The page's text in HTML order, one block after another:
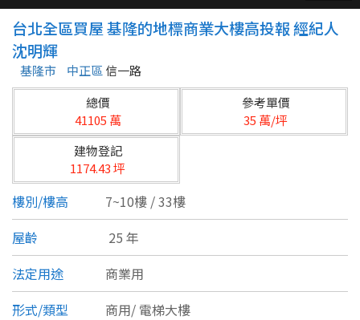
縣市
台北市
基隆市
新北市
宜蘭縣
桃園市
新竹市
新竹縣
區域
類型(可複選)
不拘 公寓 電梯大樓 套房
別墅 透天厝 樓中樓 華廈
台北全區買屋 基隆的地標商業大樓高投報 經紀人
沈明輝
基隆市 中正區 信一路
總價
41105 萬
參考單價
35 萬/坪
建物登記
1174.43 坪
樓別/樓高
7~10樓 / 33樓
屋齡
25 年
法定用途
商業用
形式/類型
商用/ 電梯大樓